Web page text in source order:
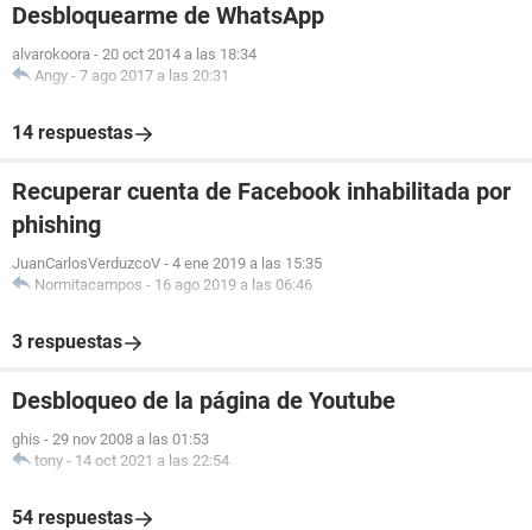
Desbloquearme de WhatsApp
alvarokoora - 20 oct 2014 a las 18:34
Angy - 7 ago 2017 a las 20:31
14 respuestas
Recuperar cuenta de Facebook inhabilitada por
phishing
JuanCarlosVerduzcoV - 4 ene 2019 a las 15:35
Normitacampos - 16 ago 2019 a las 06:46
3 respuestas
Desbloqueo de la página de Youtube
ghis - 29 nov 2008 a las 01:53
tony - 14 oct 2021 a las 22:54
54 respuestas